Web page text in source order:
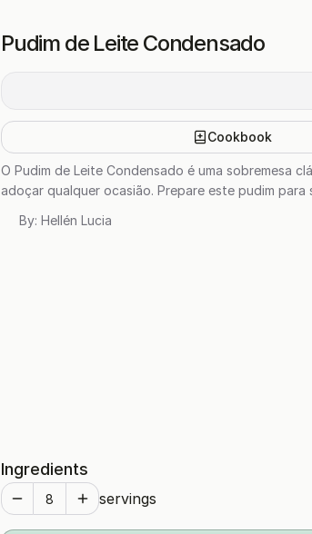
Pudim de Leite Condensado
Cookbook
O Pudim de Leite Condensado é uma sobremesa
adoçar qualquer ocasião. Prepare este pudim
By: Hellén Lucia
Ingredients
servings